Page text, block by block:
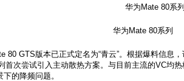
华为Mate 80系列
80 GTS版本已正式定名为“青云”。根据爆料信息
首次尝试引入主动散热方案。与目前主流的VC均
的降频问题。